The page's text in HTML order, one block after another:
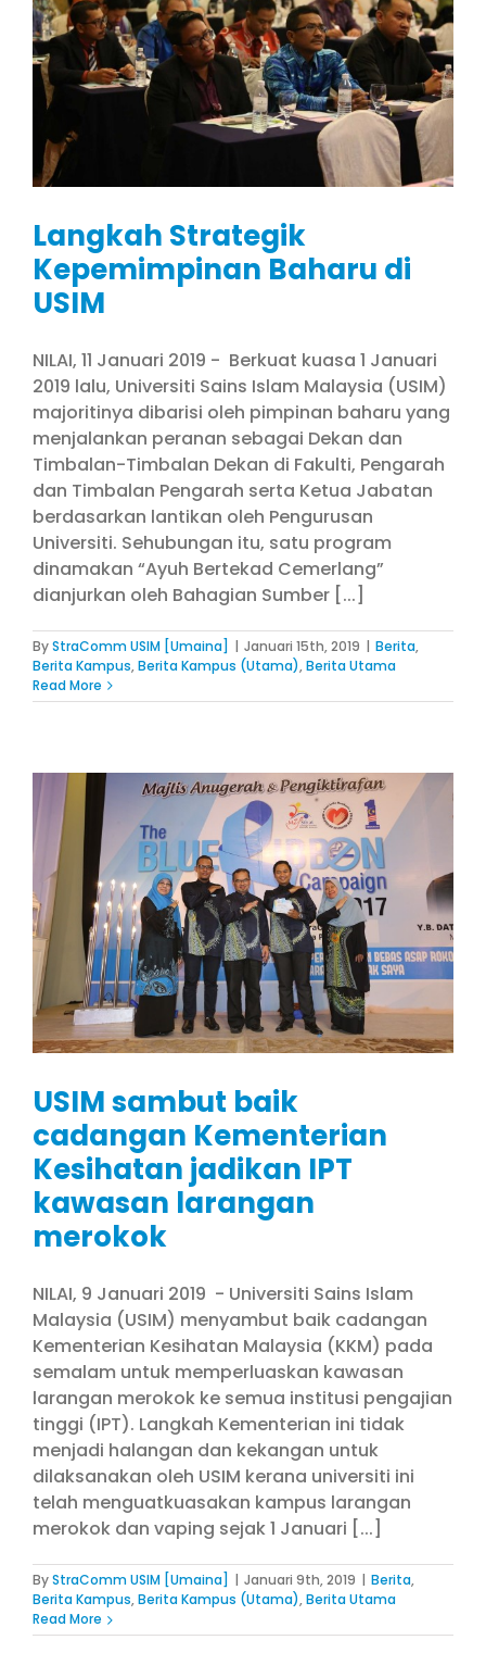
Langkah Strategik
Kepemimpinan Baharu di
USIM
NILAI, 11 Januari 2019 - Berkuat kuasa 1 Januari
2019 lalu, Universiti Sains Islam Malaysia (USIM)
majoritinya dibarisi oleh pimpinan baharu yang
menjalankan peranan sebagai Dekan dan
Timbalan-Timbalan Dekan di Fakulti, Pengarah
dan Timbalan Pengarah serta Ketua Jabatan
berdasarkan lantikan oleh Pengurusan
Universiti. Sehubungan itu, satu program
dinamakan “Ayuh Bertekad Cemerlang”
dianjurkan oleh Bahagian Sumber [...]
ByStraComm USIM [Umaina] | Januari 15th, 2019 | Berita,
Berita Kampus,Berita Kampus (Utama),Berita Utama
Read More
USIM sambut baik
cadangan Kementerian
Kesihatan jadikan IPT
kawasan larangan
merokok
NILAI, 9 Januari 2019 - Universiti Sains Islam
Malaysia (USIM) menyambut baik cadangan
Kementerian Kesihatan Malaysia (KKM) pada
semalam untuk memperluaskan kawasan
larangan merokok ke semua institusi pengajian
tinggi (IPT). Langkah Kementerian ini tidak
menjadi halangan dan kekangan untuk
dilaksanakan oleh USIM kerana universiti ini
telah menguatkuasakan kampus larangan
merokok dan vaping sejak 1 Januari [...]
ByStraComm USIM [Umaina] | Januari 9th, 2019 | Berita,
Berita Kampus,Berita Kampus (Utama),Berita Utama
Read More